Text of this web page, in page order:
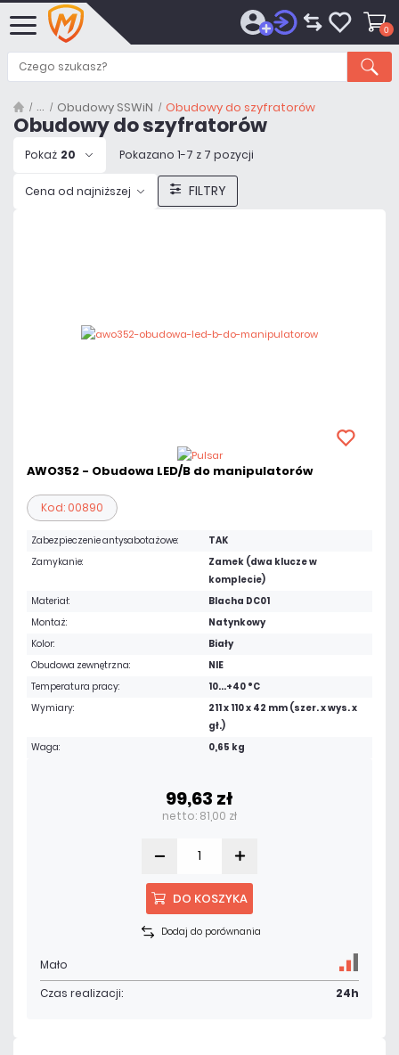
0
Obudowy SSWiN Obudowy do szyfratorów
Obudowy do szyfratorów
Pokaż 20 Pokazano 1-7 z 7 pozycji
Cena od najniższej FILTRY
AWO352 - Obudowa LED/B do manipulatorów
Kod: 00890
Zabezpieczenie antysabotażowe:
TAK
Zamykanie:
Zamek (dwa klucze w
komplecie)
Materiał:
Blacha DC01
Montaż:
Natynkowy
Kolor:
Biały
Obudowa zewnętrzna:
NIE
Temperatura pracy:
10...+40 °C
Wymiary:
211 x 110 x 42 mm (szer. x wys. x
gł.)
Waga:
0,65 kg
99,63 zł
netto: 81,00 zł
DO KOSZYKA
Dodaj do porównania
Mało
Czas realizacji:
24h